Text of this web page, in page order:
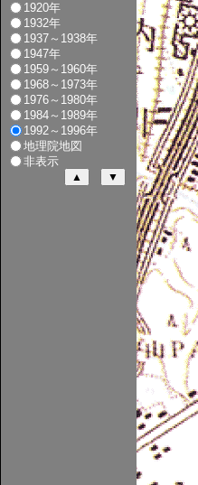
1920年
1932年
1937～1938年
1947年
1959～1960年
1968～1973年
1976～1980年
1984～1989年
1992～1996年
地理院地図
非表示